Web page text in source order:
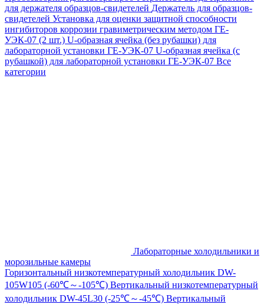
для держателя образцов-свидетелей Держатель для образцов-
свидетелей Установка для оценки защитной способности
ингибиторов коррозии гравиметрическим методом ГЕ-
УЭК-07 (2 шт.) U-образная ячейка (без рубашки) для
лабораторной установки ГЕ-УЭК-07 U-образная ячейка (с
рубашкой) для лабораторной установки ГЕ-УЭК-07 Все
категории
Лабораторные холодильники и
морозильные камеры
Горизонтальный низкотемпературный холодильник DW-
105W105 (-60℃～-105℃) Вертикальный низкотемпературный
холодильник DW-45L30 (-25℃～-45℃) Вертикальный